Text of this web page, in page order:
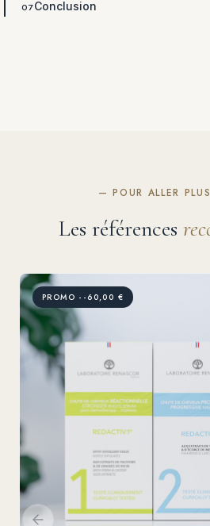
Conclusion
— POUR ALLER
Les références
PROMO --60,00 €